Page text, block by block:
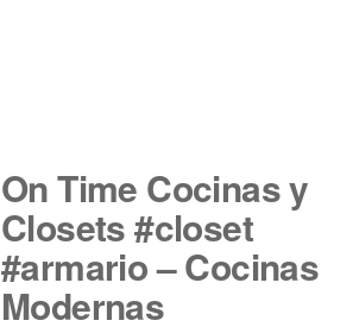
On Time Cocinas y
Closets #closet
#armario – Cocinas
Modernas